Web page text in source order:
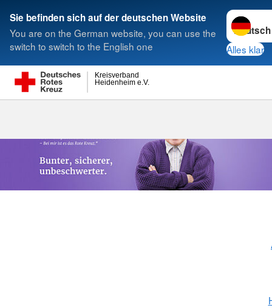
Sie befinden sich auf der deutschen Website
You are on the German website, you can use the
switch to switch to the English one
Sprache
Alles klar
Heidenheim e.V.
Kreisverband
Suche